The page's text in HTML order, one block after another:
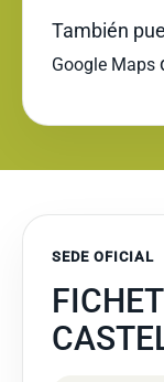
También
Google Maps
SEDE OFICIAL